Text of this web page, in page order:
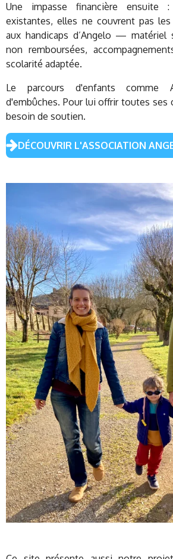
Une impasse financière ensuite
existantes, elles ne couvrent pas
aux handicaps d’Angelo — matériel
non remboursées,
scolarité adaptée.
Le parcours d'enfants comme
d'embûches. Pour lui offrir toutes ses
besoin de soutien.
DÉCOUVRIR L'ASSOCIATION